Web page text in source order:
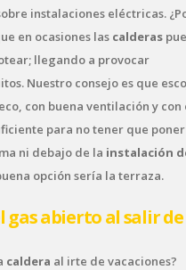
instalaciones eléctricas.
en ocasiones las calderas
llegando a provocar
Nuestro consejo es que
con buena ventilación y con
para no tener que poner
ni debajo de la instalación
opción sería la terraza.
gas abierto al salir de
caldera al irte de vacaciones?